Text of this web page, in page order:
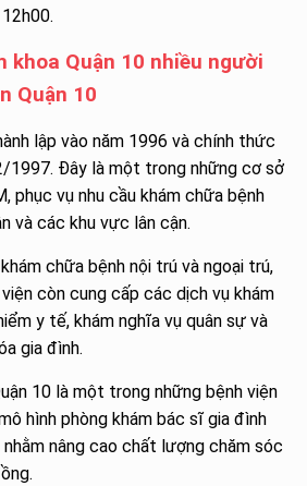
khoa Quận 10 nhiều người
Quận 10
lập vào năm 1996 và chính thức
1997. Đây là một trong những cơ sở
phục vụ nhu cầu khám chữa bệnh
và các khu vực lân cận.
chữa bệnh nội trú và ngoại trú,
còn cung cấp các dịch vụ khám
y tế, khám nghĩa vụ quân sự và
gia đình.
10 là một trong những bệnh viện
hình phòng khám bác sĩ gia đình
nâng cao chất lượng chăm sóc